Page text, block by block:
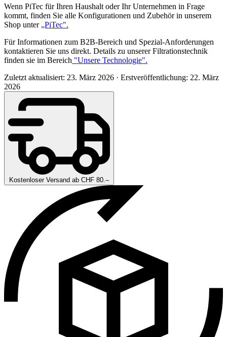
Wenn PiTec für Ihren Haushalt oder Ihr Unternehmen in Frage
kommt, finden Sie alle Konfigurationen und Zubehör in unserem
Shop unter „PiTec".
Für Informationen zum B2B-Bereich und Spezial-Anforderungen
kontaktieren Sie uns direkt. Details zu unserer Filtrationstechnik
finden sie im Bereich "Unsere Technologie".
Zuletzt aktualisiert: 23. März 2026 · Erstveröffentlichung: 22. März
2026
Kostenloser Versand ab CHF 80.–